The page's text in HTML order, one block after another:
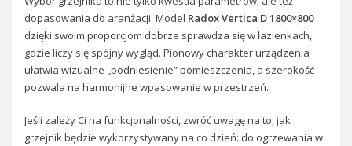
dopasowania do aranżacji. Model Radox Vertica D 1800×800
dzięki swoim proporcjom dobrze sprawdza się w łazienkach,
gdzie liczy się spójny wygląd. Pionowy charakter urządzenia
ułatwia wizualne „podniesienie” pomieszczenia, a szerokość
pozwala na harmonijne wpasowanie w przestrzeń.
Jeśli zależy Ci na funkcjonalności, zwróć uwagę na to, jak
grzejnik będzie wykorzystywany na co dzień: do ogrzewania w